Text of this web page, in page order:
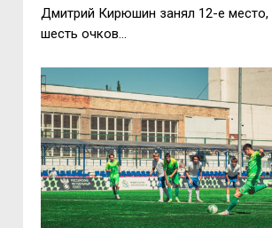
Дмитрий Кирюшин занял 12-е место,
шесть очков…